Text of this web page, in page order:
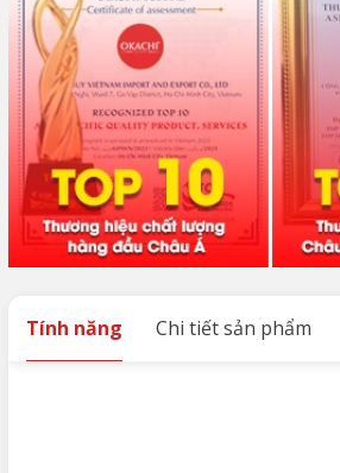
Tính năng Chi tiết sản phẩm